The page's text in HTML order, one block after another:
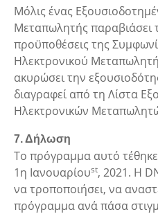
Μόλις ένας
Μεταπωλητής παραβιάσει
προϋποθέσεις της
Ηλεκτρονικού
ακυρώσει την
διαγραφεί από τη Λίστα
Ηλεκτρονικών
7. Δήλωση
Το πρόγραμμα αυτό
1η Ιανουαρίουst, 2021. Η
να τροποποιήσει, να
πρόγραμμα ανά πάσα